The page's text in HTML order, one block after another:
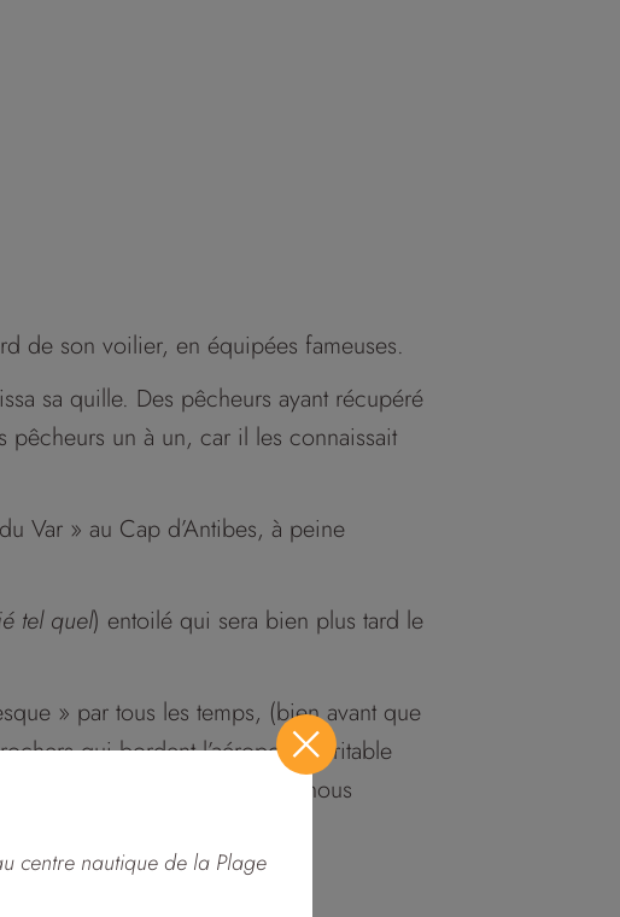
de son voilier, en équipées fameuses.
sa quille. Des pêcheurs ayant récupéré
un à un, car il les connaissait
Var » au Cap d’Antibes, à peine
tel quel) entoilé qui sera bien plus tard le
» par tous les temps, (bien avant que
qui bordent l’aéroport. Véritable
et des congres dont nous nous
centre nautique de la Plage